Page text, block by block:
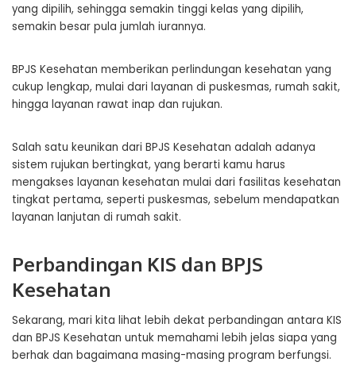
yang dipilih, sehingga semakin tinggi kelas yang dipilih,
semakin besar pula jumlah iurannya.
BPJS Kesehatan memberikan perlindungan kesehatan yang
cukup lengkap, mulai dari layanan di puskesmas, rumah sakit,
hingga layanan rawat inap dan rujukan.
Salah satu keunikan dari BPJS Kesehatan adalah adanya
sistem rujukan bertingkat, yang berarti kamu harus
mengakses layanan kesehatan mulai dari fasilitas kesehatan
tingkat pertama, seperti puskesmas, sebelum mendapatkan
layanan lanjutan di rumah sakit.
Perbandingan KIS dan BPJS
Kesehatan
Sekarang, mari kita lihat lebih dekat perbandingan antara KIS
dan BPJS Kesehatan untuk memahami lebih jelas siapa yang
berhak dan bagaimana masing-masing program berfungsi.